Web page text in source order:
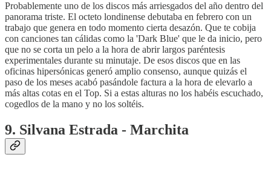
Probablemente uno de los discos más arriesgados del año dentro del
panorama triste. El octeto londinense debutaba en febrero con un
trabajo que genera en todo momento cierta desazón. Que te cobija
con canciones tan cálidas como la 'Dark Blue' que le da inicio, pero
que no se corta un pelo a la hora de abrir largos paréntesis
experimentales durante su minutaje. De esos discos que en las
oficinas hipersónicas generó amplio consenso, aunque quizás el
paso de los meses acabó pasándole factura a la hora de elevarlo a
más altas cotas en el Top. Si a estas alturas no los habéis escuchado,
cogedlos de la mano y no los soltéis.
9. Silvana Estrada - Marchita